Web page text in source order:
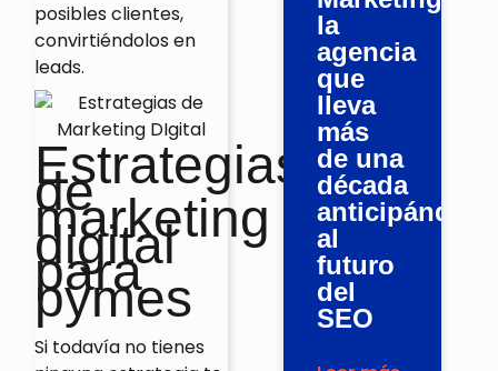
posibles clientes,
convirtiéndolos en
leads.
Estrategias
de
marketing
digital
para
pymes
Si todavía no tienes
la
agencia
que
lleva
más
de una
década
anticipándose
al
futuro
del
SEO